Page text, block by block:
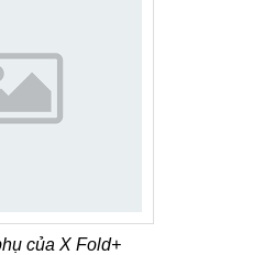
của X Fold+